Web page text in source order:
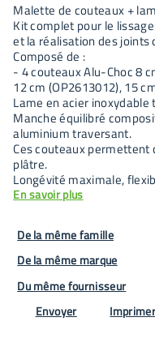
Malette de couteaux +
Kit complet pour le
et la réalisation des joints
Composé de :
- 4 couteaux Alu-Choc 8
12 cm (OP2613012), 15
Lame en acier
Manche équilibré
aluminium traversant.
Ces couteaux permettent
plâtre.
Longévité maximale,
En savoir plus
De la même famille
De la même marque
Du même fournisseur
Envoyer
Imprimer